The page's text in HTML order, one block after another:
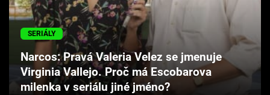
Hry
Cool Esport
Pořady
SERIÁLY
Narcos: Pravá Valeria Velez se jmenuje
Virginia Vallejo. Proč má Escobarova
milenka v seriálu jiné jméno?